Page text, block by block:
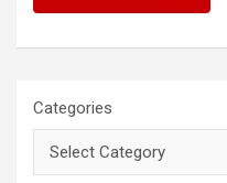
Categories